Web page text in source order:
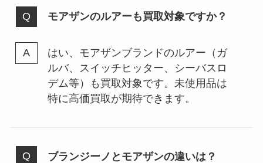
モアザンのルアーも買取対象ですか？
はい、モアザンブランドのルアー（ガ
ルバ、スイッチヒッター、シーバスロ
デム等）も買取対象です。未使用品は
特に高価買取が期待できます。
ブランジーノとモアザンの違いは？